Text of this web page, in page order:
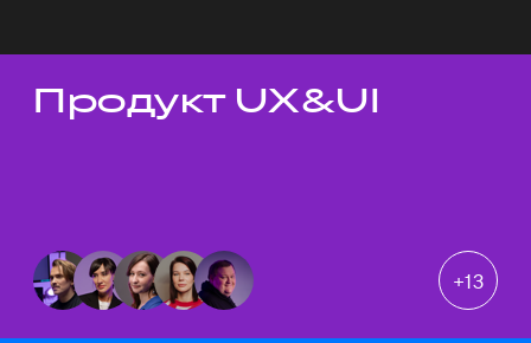
Темы докладов
Продукт UX&UI
+13